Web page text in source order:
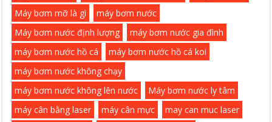
Máy bơm mỡ là gì
máy bơm nước
Máy bơm nước định lượng
máy bơm nước gia đình
máy bơm nước hồ cá
máy bơm nước hồ cá koi
máy bơm nước không chạy
máy bơm nước không lên nước
Máy bơm nước ly tâm
máy cân bằng laser
máy cân mực
may can muc laser